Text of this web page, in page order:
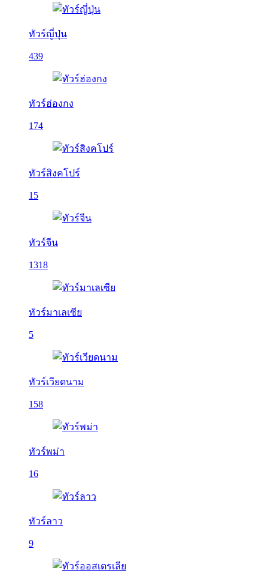
ทัวร์ญี่ปุ่น
439
ทัวร์ฮ่องกง
174
ทัวร์สิงคโปร์
15
ทัวร์จีน
1318
ทัวร์มาเลเซีย
5
ทัวร์เวียดนาม
158
ทัวร์พม่า
16
ทัวร์ลาว
9